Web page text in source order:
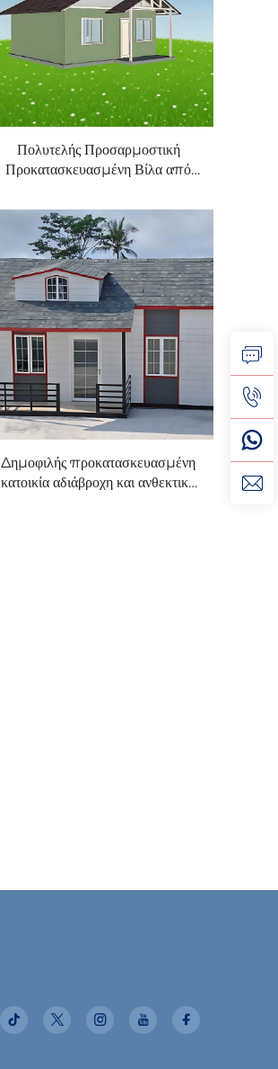
Πολυτελής Προσαρμοστική
Προκατασκευασμένη Βίλα από
Κατοικία Ενός Κοντέινερ για
Οικιακή Χρήση, για Καθιστικό,
Υπνοδωμάτιο, Αυλή, Κινητή
Δημοφιλής προκατασκευασμένη
κατοικία αδιάβροχη και ανθεκτική